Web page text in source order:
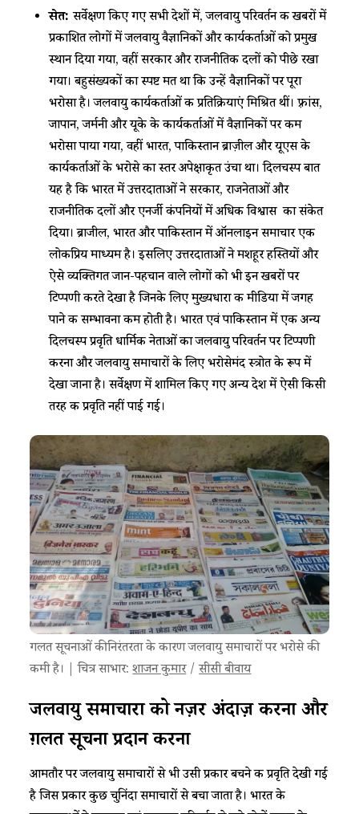
स्त्रोत:सर्वेक्षण किए गए सभी देशों में, जलवायु परिवर्तन की खबरों में
प्रकाशित लोगों में जलवायु वैज्ञानिकों और कार्यकर्ताओं को प्रमुख
स्थान दिया गया, वहीं सरकार और राजनीतिक दलों को पीछे रखा
गया। बहुसंख्यकों का स्पष्ट मत था कि उन्हें वैज्ञानिकों पर पूरा
भरोसा है। जलवायु कार्यकर्ताओं की प्रतिक्रियाएं मिश्रित थीं। फ़्रांस,
जापान, जर्मनी और यूके के कार्यकर्ताओं में वैज्ञानिकों पर कम
भरोसा पाया गया, वहीं भारत, पाकिस्तान ब्राज़ील और यूएस के
कार्यकर्ताओं के भरोसे का स्तर अपेक्षाकृत उंचा था। दिलचस्प बात
यह है कि भारत में उत्तरदाताओं ने सरकार, राजनेताओं और
राजनीतिक दलों और एनर्जी कंपनियों में अधिक विश्वास का संकेत
दिया। ब्राजील, भारत और पाकिस्तान में ऑनलाइन समाचार एक
लोकप्रिय माध्यम है। इसलिए उत्तरदाताओं ने मशहूर हस्तियों और
ऐसे व्यक्तिगत जान-पहचान वाले लोगों को भी इन खबरों पर
टिप्पणी करते देखा है जिनके लिए मुख्यधारा की मीडिया में जगह
पाने की सम्भावना कम होती है। भारत एवं पाकिस्तान में एक अन्य
दिलचस्प प्रवृति धार्मिक नेताओं का जलवायु परिवर्तन पर टिप्पणी
करना और जलवायु समाचारों के लिए भरोसेमंद स्त्रोत के रूप में
देखा जाना है। सर्वेक्षण में शामिल किए गए अन्य देश में ऐसी किसी
तरह की प्रवृति नहीं पाई गई।
गलत सूचनाओं की निरंतरता के कारण जलवायु समाचारों पर भरोसे की
कमी है। | चित्र साभार:शाजन कुमार/सीसी बीवाय
जलवायु समाचारों को नज़र अंदाज़ करना और
ग़लत सूचना प्रदान करना
आमतौर पर जलवायु समाचारों से भी उसी प्रकार बचने की प्रवृति देखी गई
है जिस प्रकार कुछ चुनिंदा समाचारों से बचा जाता है। भारत के